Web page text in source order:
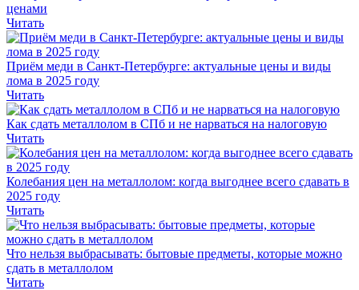
ценами
Читать
Приём меди в Санкт-Петербурге: актуальные цены и виды
лома в 2025 году
Читать
Как сдать металлолом в СПб и не нарваться на налоговую
Читать
Колебания цен на металлолом: когда выгоднее всего сдавать в
2025 году
Читать
Что нельзя выбрасывать: бытовые предметы, которые можно
сдать в металлолом
Читать